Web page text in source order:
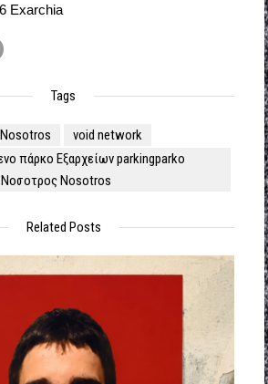
Exarchia
Tags
Nosotros
void network
πάρκο Εξαρχείων parkingparko
Νοσοτρος Nosotros
Related Posts